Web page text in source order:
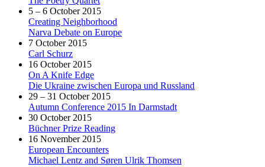
5 – 6 October 2015
Creating Neighborhood
Narva Debate on Europe
7 October 2015
Carl Schurz
16 October 2015
On A Knife Edge
Die Ukraine zwischen Europa und Russland
29 – 31 October 2015
Autumn Conference 2015 In Darmstadt
30 October 2015
Büchner Prize Reading
16 November 2015
European Encounters
Michael Lentz and Søren Ulrik Thomsen